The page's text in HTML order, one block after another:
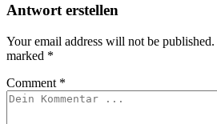
Antwort erstellen
Your email address will not be published.
marked *
Comment *